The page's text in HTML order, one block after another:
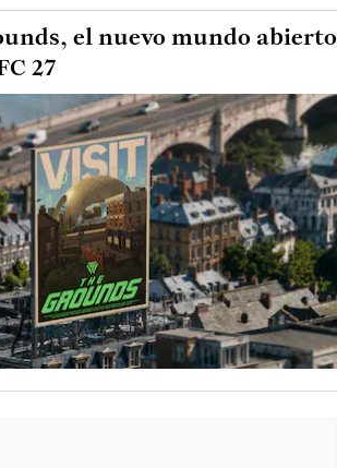
el nuevo mundo abierto
27